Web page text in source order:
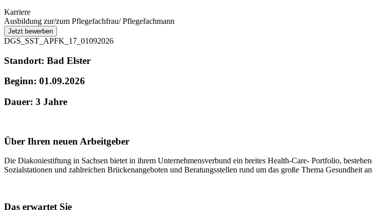
Karriere
Ausbildung zur/zum Pflegefachfrau/ Pflegefachmann
DGS_SST_APFK_17_01092026
Standort: Bad Elster
Beginn: 01.09.2026
Dauer: 3 Jahre
Über Ihren neuen Arbeitgeber
Die Diakoniestiftung in Sachsen bietet in ihrem Unternehmensverbund ein breites Health-Care- Portfolio,
Sozialstationen und zahlreichen Brückenangeboten und Beratungsstellen rund um das große Thema Gesundheit
Das erwartet Sie